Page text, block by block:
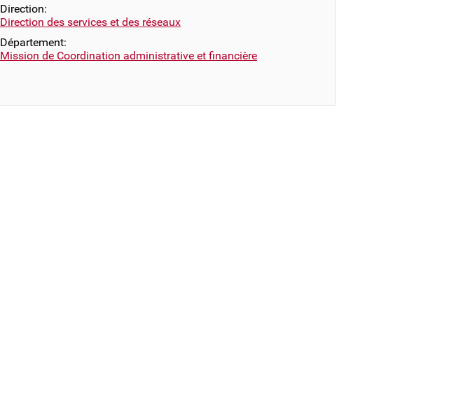
Direction:
Direction des services et des réseaux
Département:
Mission de Coordination administrative et financière